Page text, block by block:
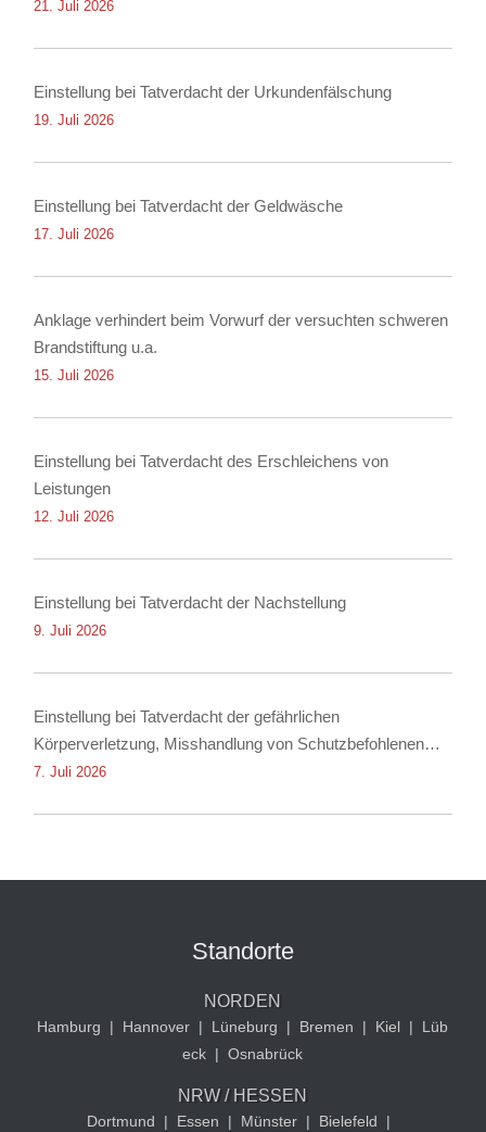
21. Juli 2026
Einstellung bei Tatverdacht der Urkundenfälschung
19. Juli 2026
Einstellung bei Tatverdacht der Geldwäsche
17. Juli 2026
Anklage verhindert beim Vorwurf der versuchten schweren
Brandstiftung u.a.
15. Juli 2026
Einstellung bei Tatverdacht des Erschleichens von
Leistungen
12. Juli 2026
Einstellung bei Tatverdacht der Nachstellung
9. Juli 2026
Einstellung bei Tatverdacht der gefährlichen
Körperverletzung, Misshandlung von Schutzbefohlenen
und Nötigung
7. Juli 2026
Standorte
NORDEN
Hamburg | Hannover | Lüneburg | Bremen | Kiel |
Lüb
eck | Osnabrück
NRW / HESSEN
Dortmund | Essen | Münster | Bielefeld
|